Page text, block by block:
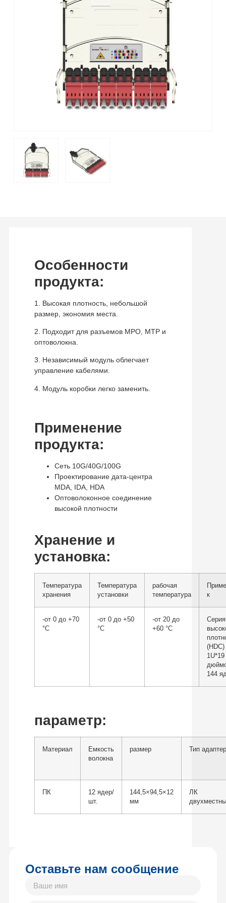
Особенности
продукта:
1. Высокая плотность, небольшой
размер, экономия места.
2. Подходит для разъемов MPO, MTP и
оптоволокна.
3. Независимый модуль облегчает
управление кабелями.
4. Модуль коробки легко заменить.
Применение
продукта:
Сеть 10G/40G/100G
Проектирование дата-центра
MDA, IDA, HDA
Оптоволоконное соединение
высокой плотности
Хранение и
установка:
Температура
хранения
Температура
установки
рабочая
температура
к
-от 0 до +70
°С
-от 0 до +50
°С
-от 20 до
+60 °С
Серия
(HDC)
1U*19
144
параметр:
Материал
Емкость
волокна
размер Тип
ПК
12 ядер/
шт.
144,5×94,5×12
мм
ЛК
Оставьте нам сообщение